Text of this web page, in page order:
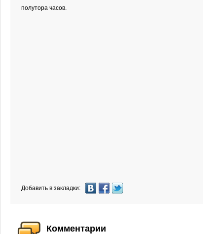
полутора часов.
Добавить в закладки:
Комментарии